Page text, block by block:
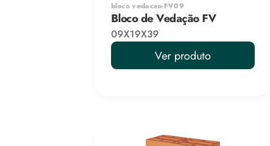
bloco vedacao-FV09
Bloco de Vedação FV
09X19X39
Ver produto